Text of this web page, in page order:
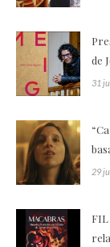
de
31
29